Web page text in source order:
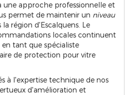
une approche professionnelle et
permet de maintenir un niveau
région d'Escalquens. Le
locales continuent
tant que spécialiste
de protection pour vitre
à l'expertise technique de nos
d'amélioration et